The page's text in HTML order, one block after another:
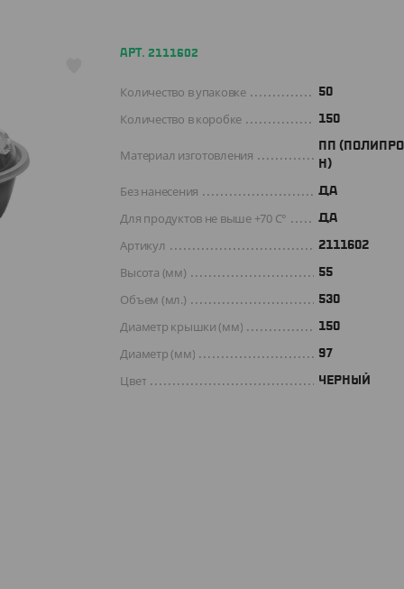
АРТ. 2111602
Количество в упаковке 50
Количество в коробке 150
Материал изготовления
ПП
Н)
Без нанесения ДА
Для продуктов не выше +70 C° Да
Артикул 2111602
Высота (мм) 55
Объем (мл.) 530
Диаметр крышки (мм) 150
Диаметр (мм) 97
Цвет ЧЕРНЫЙ